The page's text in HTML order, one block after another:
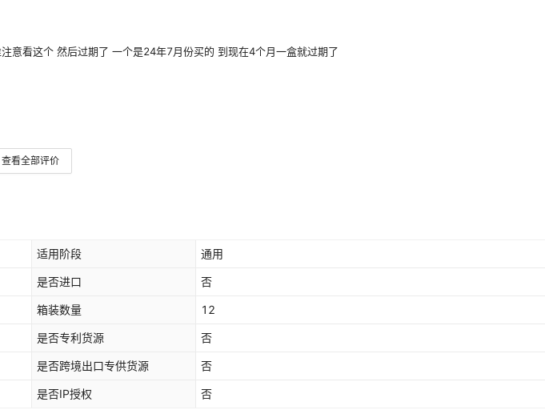
意看这个 然后过期了 一个是24年7月份买的 到现在4个月一盒就过期了
查看全部评价
适用阶段 通用
是否进口 否
箱装数量 12
是否专利货源 否
是否跨境出口专供货源 否
是否IP授权 否